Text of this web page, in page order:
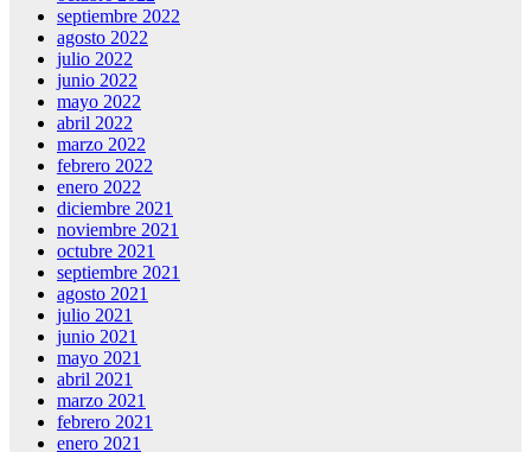
septiembre 2022
agosto 2022
julio 2022
junio 2022
mayo 2022
abril 2022
marzo 2022
febrero 2022
enero 2022
diciembre 2021
noviembre 2021
octubre 2021
septiembre 2021
agosto 2021
julio 2021
junio 2021
mayo 2021
abril 2021
marzo 2021
febrero 2021
enero 2021